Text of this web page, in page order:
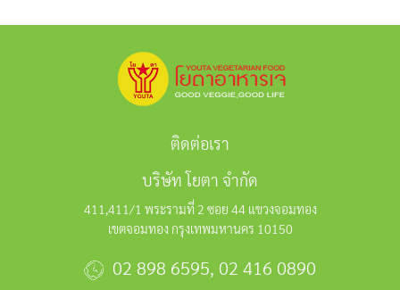
ติดต่อเรา
บริษัท โยตา จำกัด
411,411/1 พระรามที่ 2 ซอย 44 แขวงจอมทอง
เขตจอมทอง กรุงเทพมหานคร 10150
02 898 6595, 02 416 0890